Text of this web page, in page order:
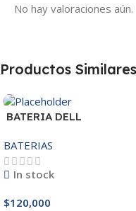
No hay valoraciones aún.
Productos Similares
BATERIA DELL
3521/5421/3425 14.8V
BATERIAS
In stock
$120,000